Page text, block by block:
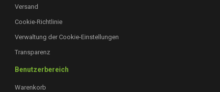
Versand
Cookie-Richtlinie
Verwaltung der Cookie-Einstellungen
Transparenz
Benutzerbereich
Warenkorb